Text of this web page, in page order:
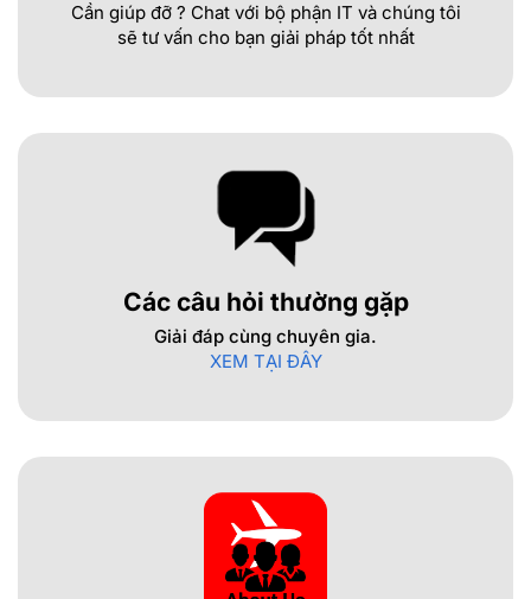
Cần giúp đỡ ? Chat với bộ phận IT và chúng tôi
sẽ tư vấn cho bạn giải pháp tốt nhất
Các câu hỏi thường gặp
Giải đáp cùng chuyên gia.
XEM TẠI ĐÂY